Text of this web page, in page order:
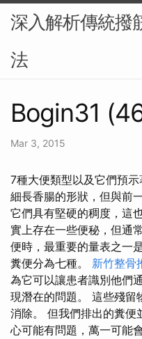
深入解析傳統撥
法
Bogin31
Mar 3, 2015
7種大便類型以及它們預
細長香腸的形狀，但與前
它們具有堅硬的稠度，這
實上存在一些便秘，但通
便時，最重要的量表之一
糞便分為七種。 新竹整骨
為它可以讓患者識別他們
現潛在的問題。 這些殘留
消除。 但我們排出的糞便
心可能有問題，萬一可能